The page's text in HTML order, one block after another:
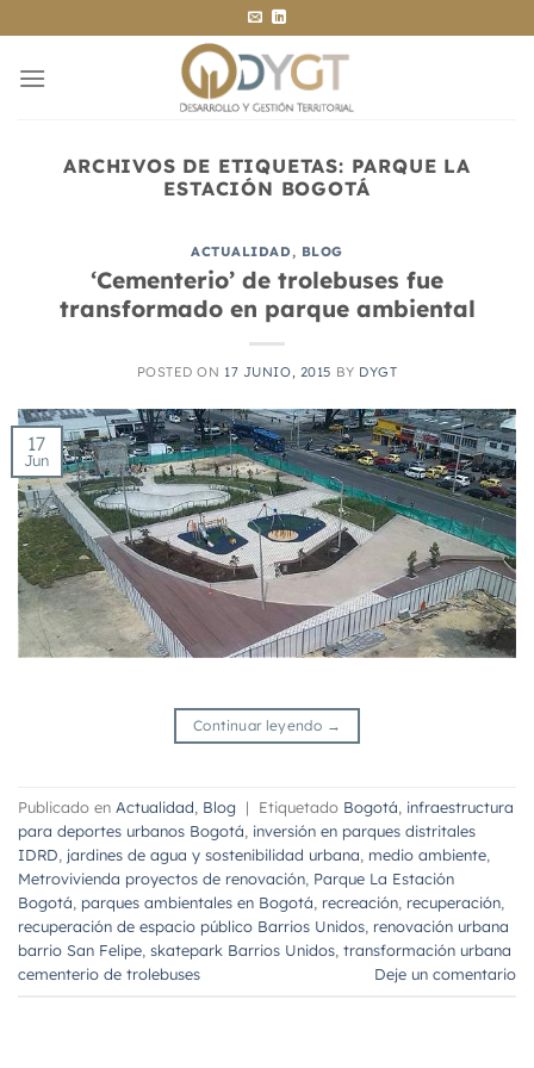
al
contenido
ARCHIVOS DE ETIQUETAS: PARQUE LA
ESTACIÓN BOGOTÁ
ACTUALIDAD, BLOG
‘Cementerio’ de trolebuses fue
transformado en parque ambiental
POSTED ON 17 JUNIO, 2015 BY DYGT
17
Jun
Continuar leyendo →
Publicado en Actualidad Blog | Etiquetado Bogotá infraestructura
para deportes urbanos Bogotá inversión en parques distritales
IDRD jardines de agua y sostenibilidad urbana medio ambiente
Metrovivienda proyectos de renovación Parque La Estación
Bogotá parques ambientales en Bogotá recreación recuperación
recuperación de espacio público Barrios Unidos renovación urbana
barrio San Felipe skatepark Barrios Unidos transformación urbana
cementerio de trolebuses
Deje un comentario